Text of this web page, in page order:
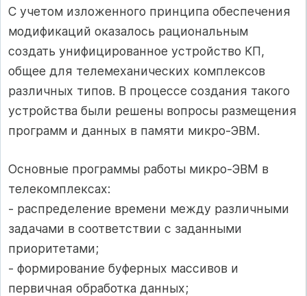
С учетом изложенного принципа обеспечения
модификаций оказалось рациональным
создать унифицированное устройство КП,
общее для телемеханических комплексов
различных типов. В процессе создания такого
устройства были решены вопросы размещения
программ и данных в памяти микро-ЭВМ.
Основные программы работы микро-ЭВМ в
телекомплексах:
- распределение времени между различными
задачами в соответствии с заданными
приоритетами;
- формирование буферных массивов и
первичная обработка данных;